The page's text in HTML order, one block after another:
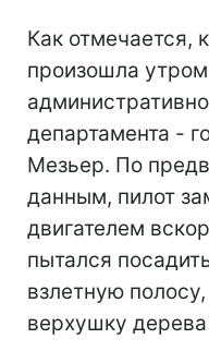
Как отмечается,
произошла
департамента -
Мезьер. По
данным, пилот
двигателем
пытался
взлетную
верхушку дерева